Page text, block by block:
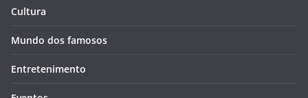
Cultura
Mundo dos famosos
Entretenimento